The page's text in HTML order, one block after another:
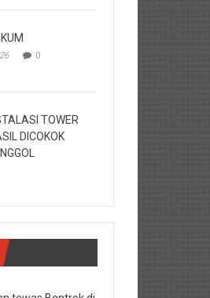
0
TOWER
DICOKOK